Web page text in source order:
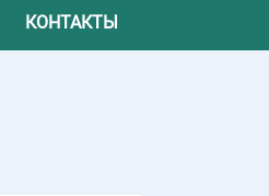
КОНТАКТЫ